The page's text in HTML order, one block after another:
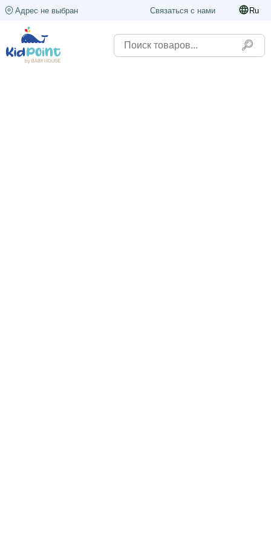
Адрес не выбран Связаться с нами Ru